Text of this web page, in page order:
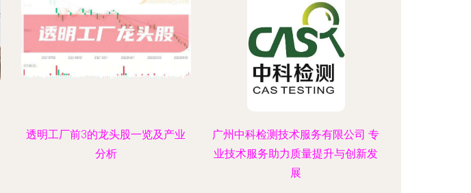
透明工厂前3的龙头股一览及产业
分析
广州中科检测技术服务有限公司 专
业技术服务助力质量提升与创新发
展